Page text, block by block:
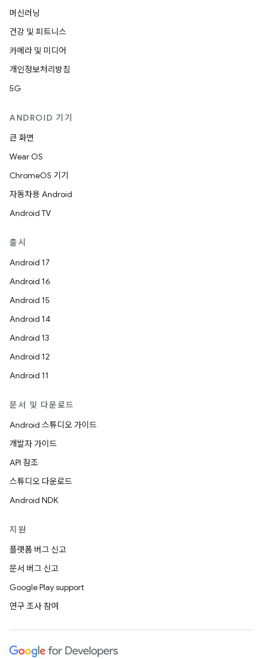
머신러닝
건강 및 피트니스
카메라 및 미디어
개인정보처리방침
5G
ANDROID 기기
큰 화면
Wear OS
ChromeOS 기기
자동차용 Android
Android TV
출시
Android 17
Android 16
Android 15
Android 14
Android 13
Android 12
Android 11
문서 및 다운로드
Android 스튜디오 가이드
개발자 가이드
API 참조
스튜디오 다운로드
Android NDK
지원
플랫폼 버그 신고
문서 버그 신고
Google Play support
연구 조사 참여